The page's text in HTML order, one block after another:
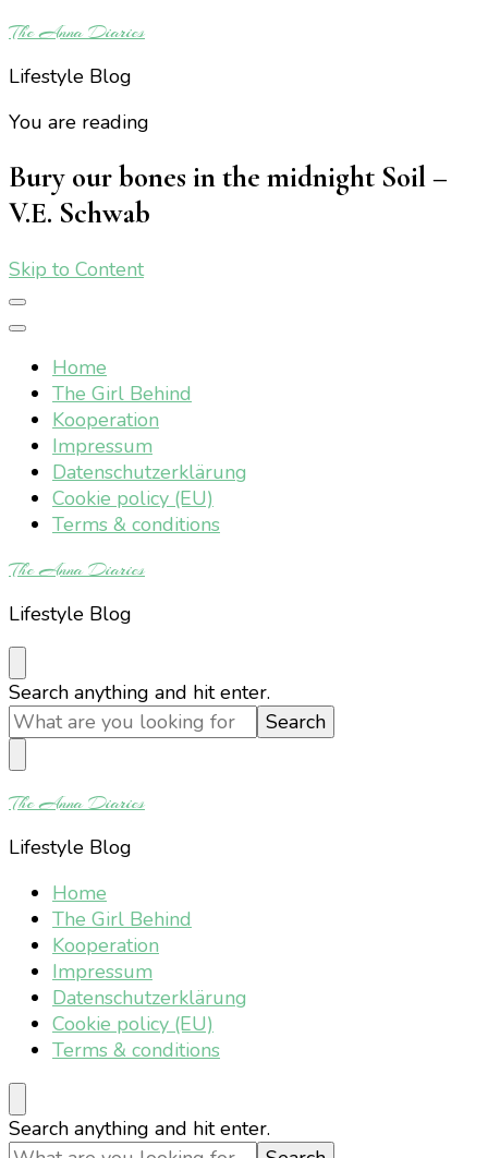
The Anna Diaries
Lifestyle Blog
You are reading
Bury our bones in the midnight Soil –
V.E. Schwab
Skip to Content
Home
The Girl Behind
Kooperation
Impressum
Datenschutzerklärung
Cookie policy (EU)
Terms & conditions
The Anna Diaries
Lifestyle Blog
Looking
for
Something?
Search anything and hit enter.
The Anna Diaries
Lifestyle Blog
Home
The Girl Behind
Kooperation
Impressum
Datenschutzerklärung
Cookie policy (EU)
Terms & conditions
Looking
Search anything and hit enter.